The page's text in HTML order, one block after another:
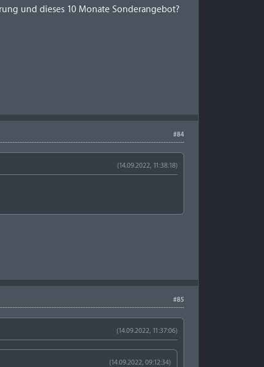
und dieses 10 Monate Sonderangebot?
#84
(14.09.2022, 11:38:18)
#85
(14.09.2022, 11:37:06)
(14.09.2022, 09:12:34)